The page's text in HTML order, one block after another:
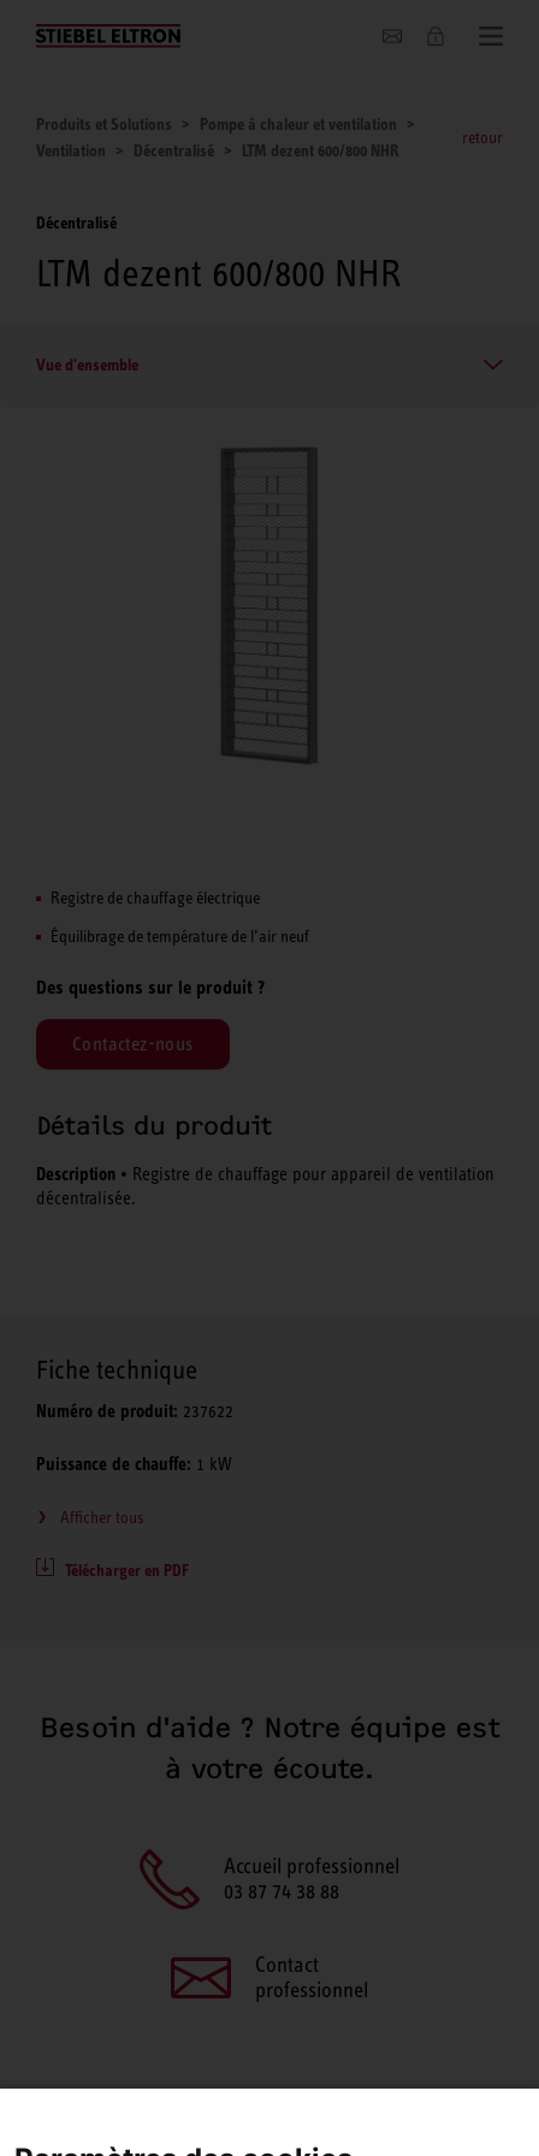
Entreprise
Produits et Solutions
Pompe à chaleur et ventilation
Ventilation
Décentralisé LTM dezent 600/800 NHR
retour
Décentralisé
LTM dezent 600/800 NHR
Vue d'ensemble
Registre de chauffage électrique
Équilibrage de température de l’air neuf
Des questions sur le produit ?
Contactez-nous
Détails du produit
Description • Registre de chauffage pour appareil de ventilation
décentralisée.
Fiche technique
Numéro de produit: 237622
Puissance de chauffe: 1 kW
Afficher tous
Télécharger en PDF
Besoin d'aide ? Notre équipe est
à votre écoute.
Accueil professionnel
03 87 74 38 88
Contact
professionnel